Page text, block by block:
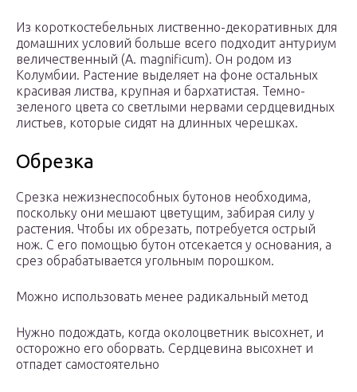
Из короткостебельных лиственно-декоративных для
домашних условий больше всего подходит антуриум
величественный (A. magnificum). Он родом из
Колумбии. Растение выделяет на фоне остальных
красивая листва, крупная и бархатистая. Темно-
зеленого цвета со светлыми нервами сердцевидных
листьев, которые сидят на длинных черешках.
Обрезка
Срезка нежизнеспособных бутонов необходима,
поскольку они мешают цветущим, забирая силу у
растения. Чтобы их обрезать, потребуется острый
нож. С его помощью бутон отсекается у основания, а
срез обрабатывается угольным порошком.
Можно использовать менее радикальный метод
Нужно подождать, когда околоцветник высохнет, и
осторожно его оборвать. Сердцевина высохнет и
отпадет самостоятельно